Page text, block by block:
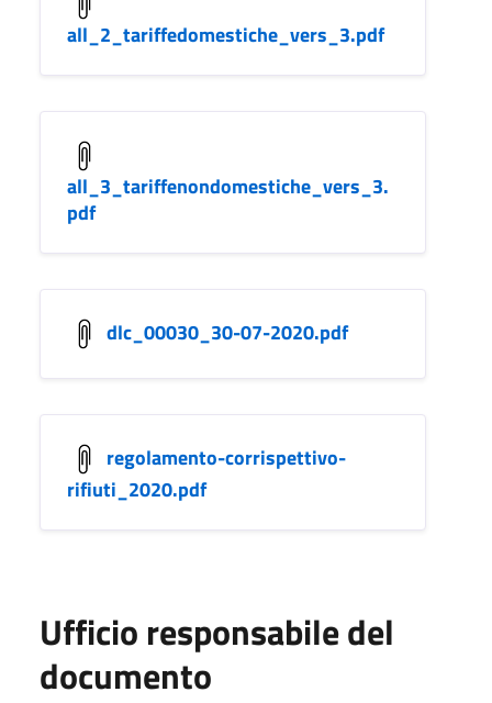
all_2_tariffedomestiche_vers_3.pdf
all_3_tariffenondomestiche_vers_3.
pdf
dlc_00030_30-07-2020.pdf
regolamento-corrispettivo-
rifiuti_2020.pdf
Ufficio responsabile del
documento